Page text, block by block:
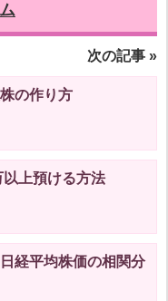
次の記事 »
の作り方
上預ける方法
経平均株価の相関分